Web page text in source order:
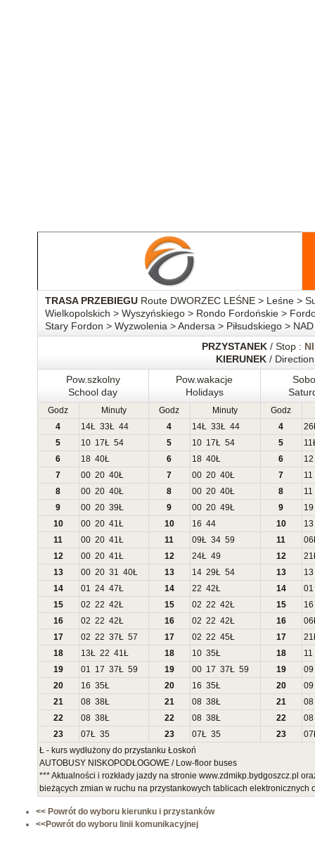
TRASA PRZEBIEGURoute DWORZEC LEŚNE > Leśne >
Wielkopolskich > Wyszyńskiego > Rondo Fordońskie >
Stary Fordon > Wyzwolenia > Andersa > Piłsudskiego >
PRZYSTANEK/ Stop :
KIERUNEK/
Pow.szkolny
School day
Pow.wakacje
Holidays
Godz Minuty Godz Minuty
Godz
4
14Ł 33Ł 44 4 14Ł 33Ł 44 4 26
5
10 17Ł 54 5 10 17Ł 54 5 11
6
18 40Ł 6 18 40Ł 6
12
7
00 20 40Ł 7 00 20 40Ł 7
11
8
00 20 40Ł 8 00 20 40Ł 8
11
9
00 20 39Ł 9 00 20 49Ł 9
19
10
00 20 41Ł 10 16 44 10
13
11
00 20 41Ł 11 09Ł 34 59 11 06
12
00 20 41Ł 12 24Ł 49 12 21
13
00 20 31 40Ł 13 14 29Ł 54 13
13
14
01 24 47Ł 14 22 42Ł 14
01
15
02 22 42Ł 15 02 22 42Ł 15
16
16
02 22 42Ł 16 02 22 42Ł 16 06
17
02 22 37Ł 57 17 02 22 45Ł 17 21
18
13Ł 22 41Ł 18 10 35Ł 18
11
19
01 17 37Ł 59 19 00 17 37Ł 59 19
09
20
16 35Ł 20 16 35Ł 20
09
21
08 38Ł 21 08 38Ł 21
08
22
08 38Ł 22 08 38Ł 22
08
23
07Ł 35 23 07Ł 35 23 07
Ł - kurs wydłużony do przystanku Łoskoń
AUTOBUSY NISKOPODŁOGOWE / Low-floor buses
*** Aktualności i rozkłady jazdy na stronie www.zdmikp.bydgoszcz.pl
bieżących zmian w ruchu na przystankowych tablicach elektronicznych
<< Powrót do wyboru kierunku i przystanków
<<Powrót do wyboru linii komunikacyjnej